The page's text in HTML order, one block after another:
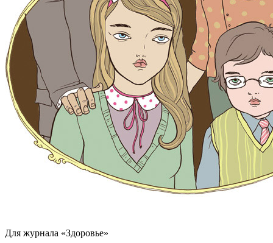
Для журнала «Здоровье»